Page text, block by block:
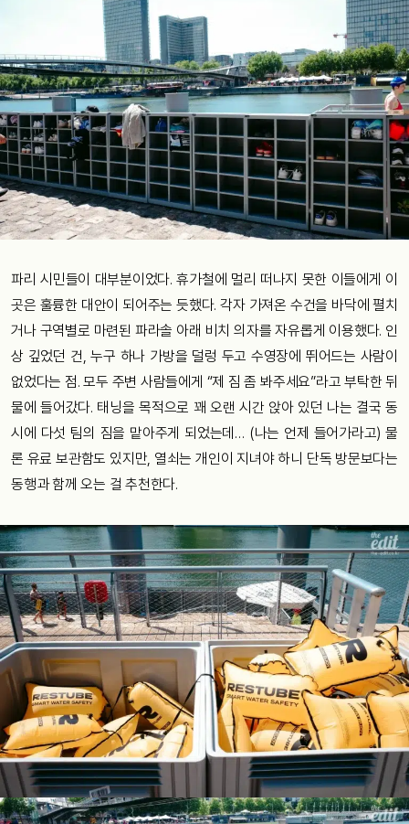
파리 시민들이 대부분이었다. 휴가철에 멀리 떠나지 못한 이들에게 이
곳은 훌륭한 대안이 되어주는 듯했다. 각자 가져온 수건을 바닥에 펼치
거나 구역별로 마련된 파라솔 아래 비치 의자를 자유롭게 이용했다. 인
상 깊었던 건, 누구 하나 가방을 덜렁 두고 수영장에 뛰어드는 사람이
없었다는 점. 모두 주변 사람들에게 “제 짐 좀 봐주세요”라고 부탁한 뒤
물에 들어갔다. 태닝을 목적으로 꽤 오랜 시간 앉아 있던 나는 결국 동
시에 다섯 팀의 짐을 맡아주게 되었는데… (나는 언제 들어가라고) 물
론 유료 보관함도 있지만, 열쇠는 개인이 지녀야 하니 단독 방문보다는
동행과 함께 오는 걸 추천한다.